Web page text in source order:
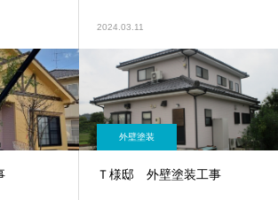
2024.03.11
外壁塗装
Ｔ様邸 外壁塗装工事